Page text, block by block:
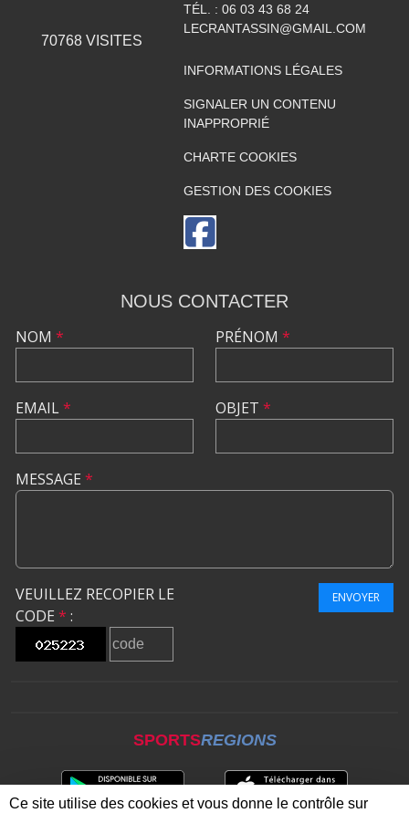
70768VISITES
TÉL. : 06 03 43 68 24
LECRANTASSIN@GMAIL.COM
INFORMATIONS LÉGALES
SIGNALER UN CONTENU
INAPPROPRIÉ
CHARTE COOKIES
GESTION DES COOKIES
NOUS CONTACTER
NOM *
EMAIL*
PRÉNOM *
OBJET *
MESSAGE *
VEUILLEZ RECOPIER LE
CODE * :
ENVOYER
SPORTSREGIONS
Ce site utilise des cookies et vous donne le contrôle sur